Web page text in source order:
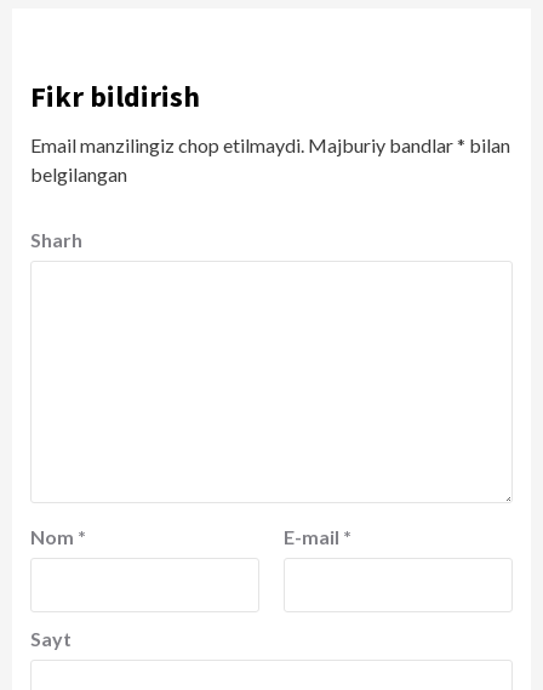
Fikr bildirish
Email manzilingiz chop etilmaydi. Majburiy bandlar* bilan
belgilangan
Sharh
Nom * E-mail *
Sayt